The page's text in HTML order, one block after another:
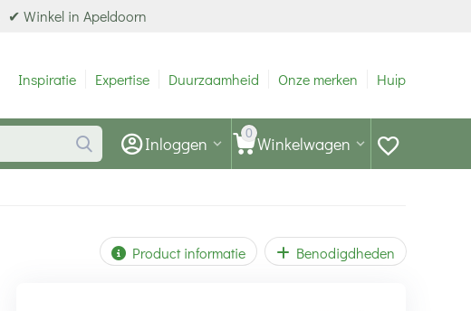
✔ Winkel in Apeldoorn
Inspiratie Expertise Duurzaamheid Onze merken Hulp
0 Winkelwagen
Inloggen
Product informatie Benodigdheden